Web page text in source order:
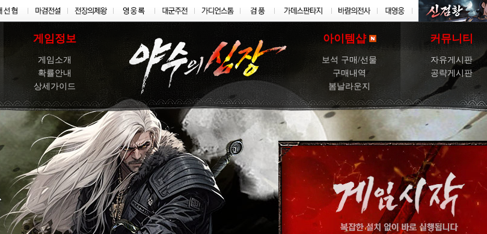
게임정보
게임소개
확률안내
상세가이드
아이템샵
보석 구매/선물
구매내역
봄날라운지
커뮤니티
자유게시판
공략게시판